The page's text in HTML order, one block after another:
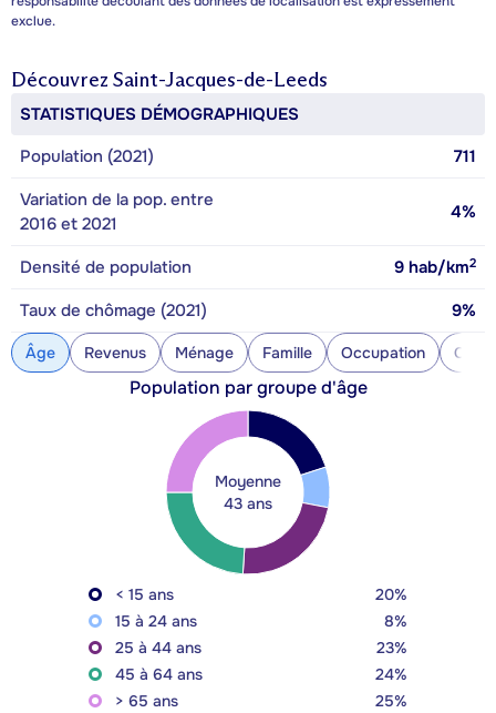
exclue.
Découvrez Saint-Jacques-de-Leeds
STATISTIQUES DÉMOGRAPHIQUES
Population (2021)
711
Variation de la pop. entre
2016 et 2021
4%
Densité de population 9 hab/km2
Taux de chômage (2021) 9%
Âge Revenus Ménage Famille Occupation
Population par groupe d'âge
Moyenne
43 ans
< 15 ans
20%
15 à 24 ans
8%
25 à 44 ans
23%
45 à 64 ans
24%
> 65 ans
25%